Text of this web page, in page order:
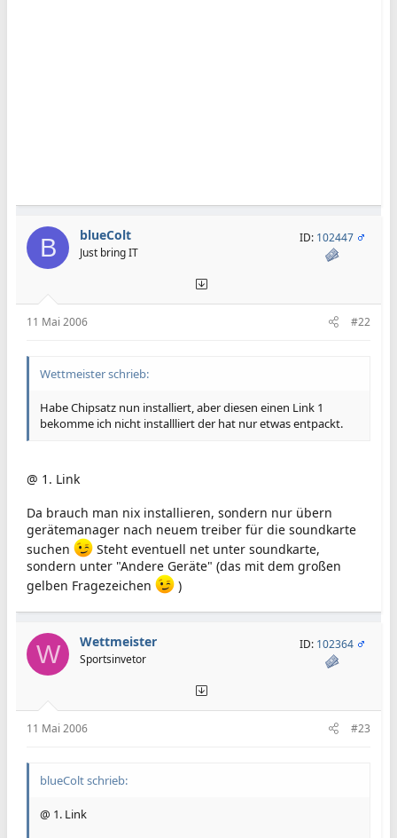
B blueColt
Just bring IT
ID: 102447
11 Mai 2006 #22
Wettmeister schrieb:
Habe Chipsatz nun installiert, aber diesen einen Link 1
bekomme ich nicht installliert der hat nur etwas entpackt.
@ 1. Link
Da brauch man nix installieren, sondern nur übern
gerätemanager nach neuem treiber für die soundkarte
suchen
Steht eventuell net unter soundkarte,
sondern unter "Andere Geräte" (das mit dem großen
gelben Fragezeichen
)
W Wettmeister
Sportsinvetor
ID: 102364
11 Mai 2006 #23
blueColt schrieb:
@ 1. Link